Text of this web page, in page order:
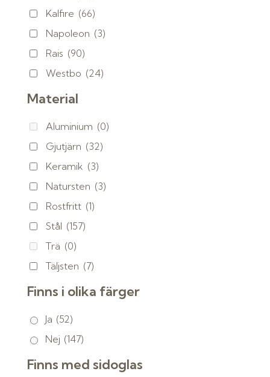
Kalfire (66)
Napoleon (3)
Rais (90)
Westbo (24)
Material
Aluminium (0)
Gjutjärn (32)
Keramik (3)
Natursten (3)
Rostfritt (1)
Stål (157)
Trä (0)
Täljsten (7)
Finns i olika färger
Ja (52)
Nej (147)
Finns med sidoglas